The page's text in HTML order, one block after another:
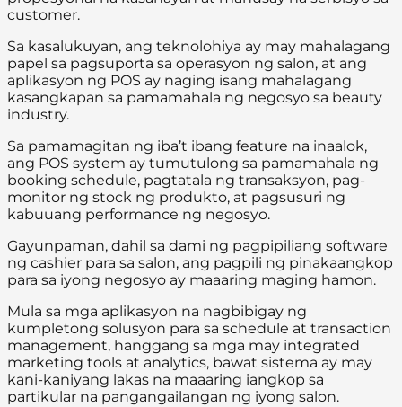
customer.
Sa kasalukuyan, ang teknolohiya ay may mahalagang
papel sa pagsuporta sa operasyon ng salon, at ang
aplikasyon ng POS ay naging isang mahalagang
kasangkapan sa pamamahala ng negosyo sa beauty
industry.
Sa pamamagitan ng iba’t ibang feature na inaalok,
ang POS system ay tumutulong sa pamamahala ng
booking schedule, pagtatala ng transaksyon, pag-
monitor ng stock ng produkto, at pagsusuri ng
kabuuang performance ng negosyo.
Gayunpaman, dahil sa dami ng pagpipiliang software
ng cashier para sa salon, ang pagpili ng pinakaangkop
para sa iyong negosyo ay maaaring maging hamon.
Mula sa mga aplikasyon na nagbibigay ng
kumpletong solusyon para sa schedule at transaction
management, hanggang sa mga may integrated
marketing tools at analytics, bawat sistema ay may
kani-kaniyang lakas na maaaring iangkop sa
partikular na pangangailangan ng iyong salon.